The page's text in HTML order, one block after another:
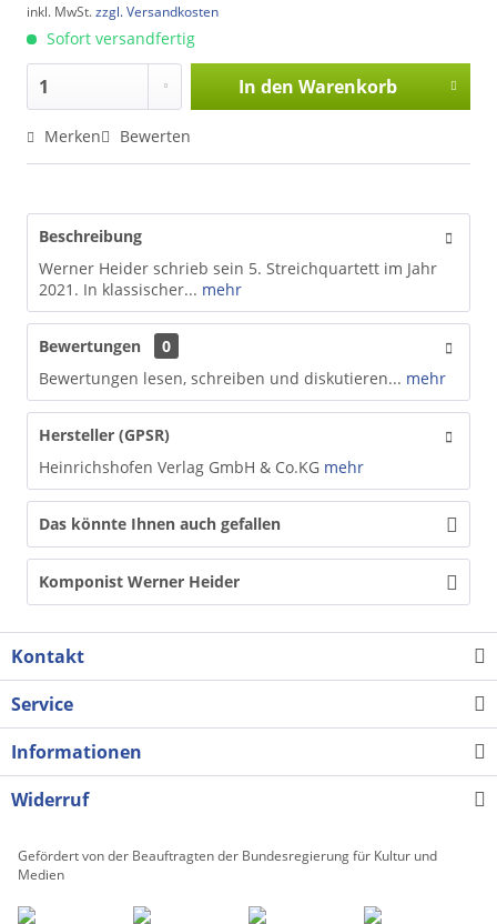
inkl. MwSt.zzgl. Versandkosten
Sofort versandfertig
In den Warenkorb
Merken Bewerten
Beschreibung
Werner Heider schrieb sein 5. Streichquartett im Jahr
2021. In klassischer... mehr
Bewertungen
0
Bewertungen lesen, schreiben und diskutieren... mehr
Hersteller (GPSR)
Heinrichshofen Verlag GmbH & Co.KG mehr
Das könnte Ihnen auch gefallen
Komponist Werner Heider
Kontakt
Service
Informationen
Widerruf
Gefördert von der Beauftragten der Bundesregierung für Kultur und
Medien